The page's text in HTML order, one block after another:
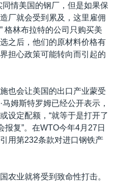
情美国的钢厂，但是如果保
厂就会受到累及，这里雇佣
格林布拉特的公司只购买美
之后，他们的原材料价格有
担心政策可能转向而引起的
也会让美国的出口产业蒙受
姆斯特罗姆已经公开表示，
设定配额，“就等于是打开了
报复”。在WTO今年4月27日
用第232条款对进口钢铁产
农业就将受到致命性打击。